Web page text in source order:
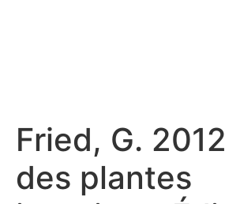
Fried, G.
des plantes